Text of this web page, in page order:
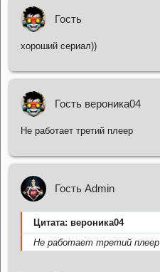
Гость
хороший сериал))
Гость вероника04
Не работает третий плеер
Гость Admin
Цитата: вероника04
Не работает третий плеер